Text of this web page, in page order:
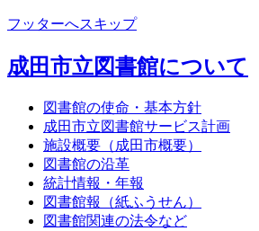
フッターへスキップ
成田市立図書館について
図書館の使命・基本方針
成田市立図書館サービス計画
施設概要（成田市概要）
図書館の沿革
統計情報・年報
図書館報（紙ふうせん）
図書館関連の法令など